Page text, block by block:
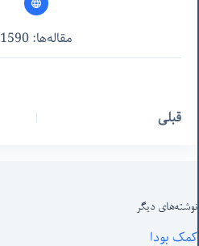
مقاله‌ها: 1590
قبلی
نوشته‌های‌ دیگر
کمک بودا